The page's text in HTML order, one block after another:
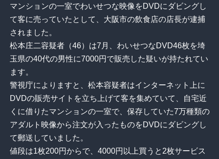
マンションの一室でわいせつな映像をDVDにダビングし
て客に売っていたとして、大阪市の飲食店の店長が逮捕
されました。
松本庄二容疑者（46）は7月、わいせつなDVD46枚を埼
玉県の40代の男性に7000円で販売した疑いが持たれてい
ます。
警視庁によりますと、松本容疑者はインターネット上に
DVDの販売サイトを立ち上げて客を集めていて、自宅近
くに借りたマンションの一室で、保存していた7万種類の
アダルト映像から注文が入ったものをDVDにダビングし
て郵送していました。
値段は1枚200円からで、4000円以上買うと2枚サービス